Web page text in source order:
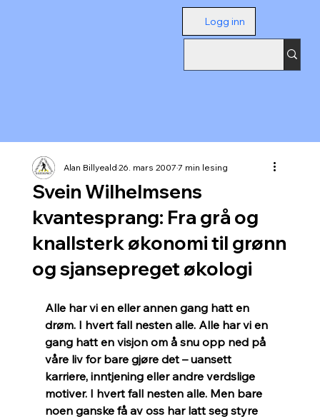
Logg inn
Svein Wilhelmsens
kvantesprang: Fra grå og
knallsterk økonomi til grønn
og sjansepreget økologi
Alan Billyeald26. mars 20077 min lesing
Alle har vi en eller annen gang hatt en
drøm. I hvert fall nesten alle. Alle har vi en
gang hatt en visjon om å snu opp ned på
våre liv for bare gjøre det – uansett
karriere, inntjening eller andre verdslige
motiver. I hvert fall nesten alle. Men bare
noen ganske få av oss har latt seg styre